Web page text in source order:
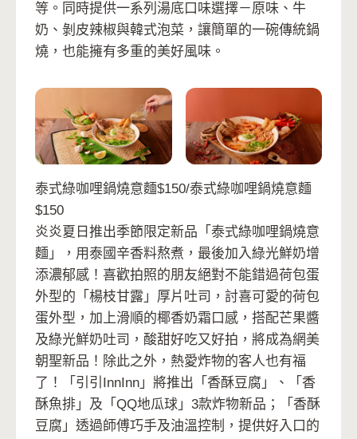
等。同時提供一系列湯底口味選擇－原味、牛
奶、剝皮辣椒與韓式泡菜，讓簡單的一碗傳統鍋
燒，也能擁有多重的美好風味。
泰式綠咖哩鍋燒意麵$150/泰式綠咖哩鍋燒意麵
$150
炎炎夏日推出季節限定新品「泰式綠咖哩鍋燒意
麵」，用泰國辛香料熬煮，最後加入綠光鮮奶增
添濃郁感！喜歡拍照的朋友絕對不能錯過荷包蛋
外型的「楊枝甘露」厚片吐司，討喜可愛的荷包
蛋外型，加上滑順的椰香奶霜口感，搭配芒果醬
及綠光鮮奶吐司，酸甜好吃又好拍，將成為網美
朝聖新品！除此之外，熱愛炸物的客人也有福
了！「引引InnInn」將推出「香酥豆腐」、「香
酥魚排」及「QQ地瓜球」3款炸物新品；「香酥
豆腐」透過師傅巧手及油溫控制，提供好入口的